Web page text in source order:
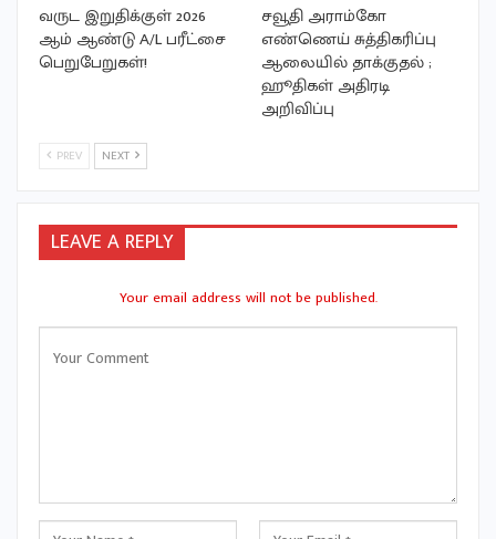
வருட இறுதிக்குள் 2026
ஆம் ஆண்டு A/L பரீட்சை
பெறுபேறுகள்!
சவூதி அராம்கோ
எண்ணெய் சுத்திகரிப்பு
ஆலையில் தாக்குதல் ;
ஹூதிகள் அதிரடி
அறிவிப்பு
PREV NEXT
LEAVE A REPLY
Your email address will not be published.